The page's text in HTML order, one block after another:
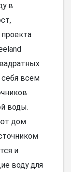
в
всем
воды.
дом
и
воду для